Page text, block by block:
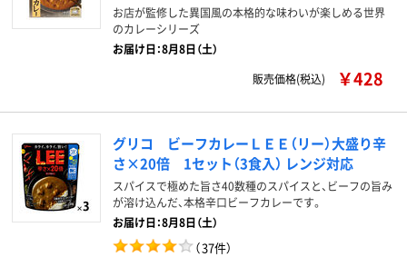
お店が監修した異国風の本格的な味わいが楽しめる世界
のカレーシリーズ
お届け日：8月8日（土）
販売価格(税込)
￥428
グリコ ビーフカレーＬＥＥ（リー）大盛り辛
さ×20倍 1セット（3食入） レンジ対応
スパイスで極めた旨さ40数種のスパイスと、ビーフの旨み
が溶け込んだ、本格辛口ビーフカレーです。
お届け日：8月8日（土）
（37件）